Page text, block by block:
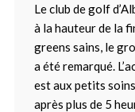
Le club de golf
à la hauteur de la
greens sains, le
a été remarqué.
est aux petits
après plus de 5